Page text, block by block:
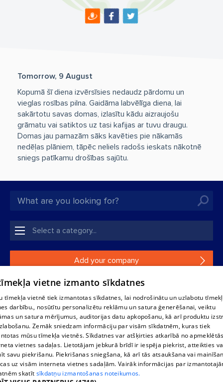
Tomorrow, 9 August
Kopumā šī diena izvērsīsies nedaudz pārdomu un
vieglas rosības pilna. Gaidāma labvēlīga diena, lai
sakārtotu savas domas, izlasītu kādu aizraujošu
grāmatu vai satiktos uz tasi kafijas ar tuvu draugu.
Domas jau pamazām sāks kavēties pie nākamās
nedēļas plāniem, tāpēc neliels radošs ieskats nākotnē
sniegs patīkamu drošības sajūtu.
Add your company
If your company is not in our database, please fill in a
Reproduction, or distribution of 1188 database, its parts or the
information contained in the database, or parts of information in
any form is strictly prohibited. Also automatic download is
prohibited. Reproduction of any material published on the
website 1188 is strictly forbidden without the editorial license of
1188 website.
vietne izmanto sīkdatnes
tīmekļa vietnē tiek izmantotas sīkdatnes, lai nodrošinātu un uzlabotu
darbību., nosūtītu personalizētu reklāmu un satura ģenerēšanai, veiktu
un satura mērījumus, auditorijas datu apkopošanu, kā arī produktu
Zemāk sniedzam informāciju par visām sīkdatnēm, kuras tiek
mūsu tīmekļa vietnēs. Sīkdatnes var atšķirties atkarībā no
vietnes sadaļas. Lietotājam jebkurā brīdī ir iespēja piekrist, atteikties
savu piekrišanu. Piekrišanas sniegšana, kā arī tās atsaukšana vai
uz visām interneta vietnes sadaļām. Vairāk informācijas par
skatīt sīkdatņu izmantošanas noteikumos.